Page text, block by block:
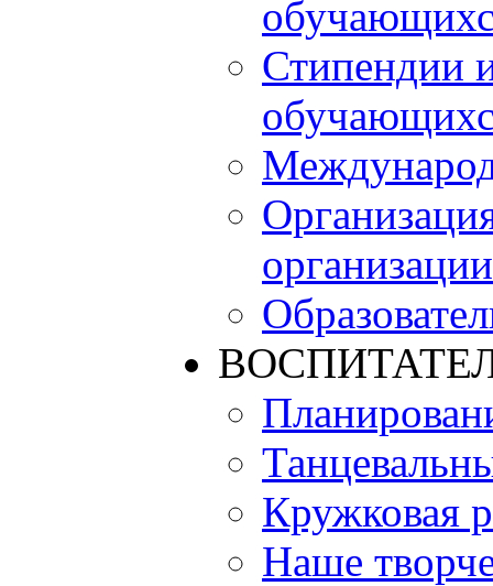
Стипендии
организации
Кружковая
Наше